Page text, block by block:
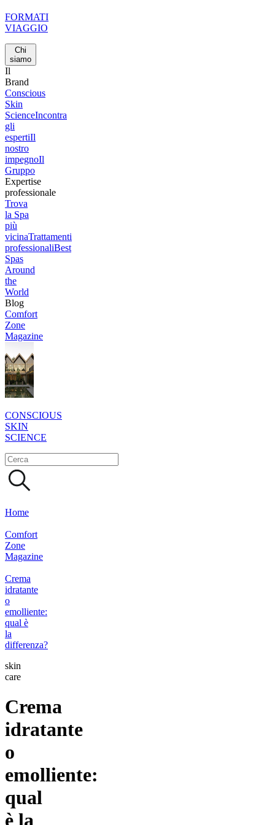
FORMATI
VIAGGIO
Chi
siamo
Il
Brand
Conscious
Skin
ScienceIncontra
gli
espertiIl
nostro
impegnoIl
Gruppo
Expertise
professionale
Trova
la Spa
più
vicinaTrattamenti
professionaliBest
Spas
Around
the
World
Blog
Comfort
Zone
Magazine
CONSCIOUS
SKIN
SCIENCE
Home
Comfort
Zone
Magazine
Crema
idratante
o
emolliente:
qual è
la
differenza?
skin
care
Crema
idratante
o
emolliente:
qual
è la